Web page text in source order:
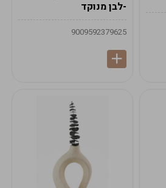
-לבן מנוקד
9009592379625